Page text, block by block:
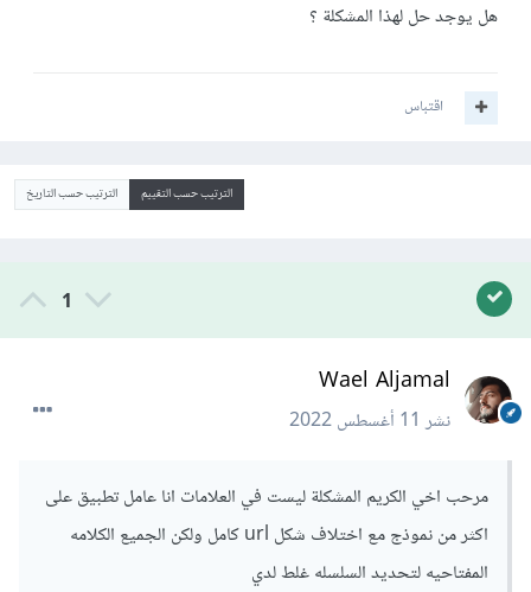
هل يوجد حل لهذا المشكلة ؟
اقتباس
الترتيب حسب التقييم الترتيب حسب التاريخ
1
Wael Aljamal
نشر11 أغسطس 2022
مرحب اخي الكريم المشكلة ليست في العلامات انا عامل تطبيق على
اكثر من نموذج مع اختلاف شكل url كامل ولكن الجميع الكلامه
المفتاحيه لتحديد السلسله غلط لدي